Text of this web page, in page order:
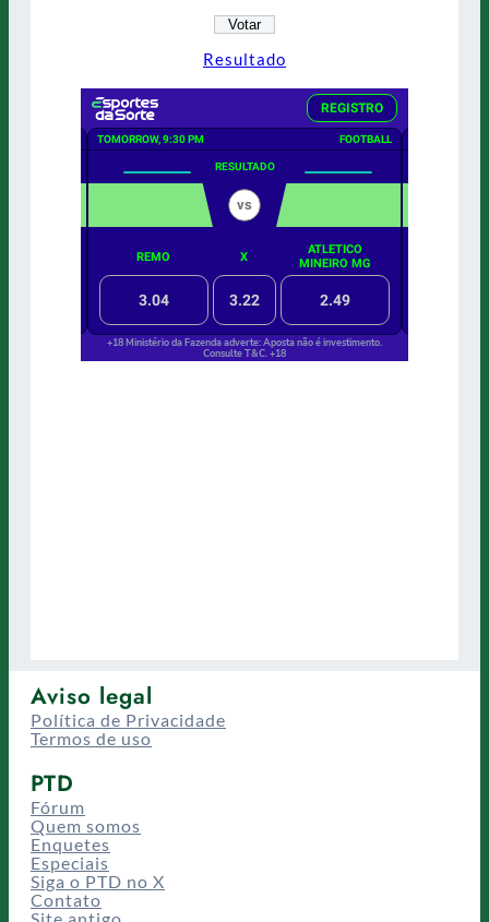
Resultado
Aviso legal
Política de Privacidade
Termos de uso
PTD
Fórum
Quem somos
Enquetes
Especiais
Siga o PTD no X
Contato